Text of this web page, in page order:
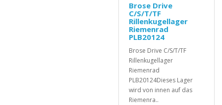
Brose Drive
C/S/T/TF
Rillenkugellager
Riemenrad
PLB20124
Brose Drive C/S/T/TF
Rillenkugellager
Riemenrad
PLB20124Dieses Lager
wird von innen auf das
Riemenra..